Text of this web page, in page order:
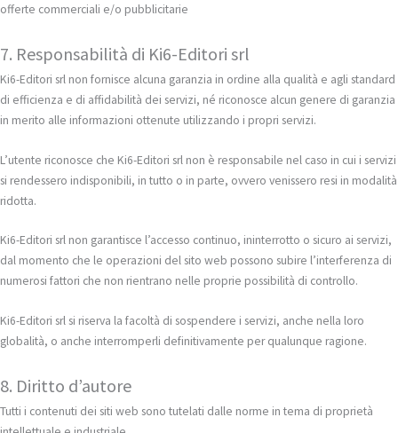
offerte commerciali e/o pubblicitarie
7. Responsabilità di Ki6-Editori srl
Ki6-Editori srl non fornisce alcuna garanzia in ordine alla qualità e agli standard
di efficienza e di affidabilità dei servizi, né riconosce alcun genere di garanzia
in merito alle informazioni ottenute utilizzando i propri servizi.
L’utente riconosce che Ki6-Editori srl non è responsabile nel caso in cui i servizi
si rendessero indisponibili, in tutto o in parte, ovvero venissero resi in modalità
ridotta.
Ki6-Editori srl non garantisce l’accesso continuo, ininterrotto o sicuro ai servizi,
dal momento che le operazioni del sito web possono subire l’interferenza di
numerosi fattori che non rientrano nelle proprie possibilità di controllo.
Ki6-Editori srl si riserva la facoltà di sospendere i servizi, anche nella loro
globalità, o anche interromperli definitivamente per qualunque ragione.
8. Diritto d’autore
Tutti i contenuti dei siti web sono tutelati dalle norme in tema di proprietà